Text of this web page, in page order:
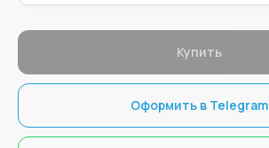
Купить
Оформить в Telegram